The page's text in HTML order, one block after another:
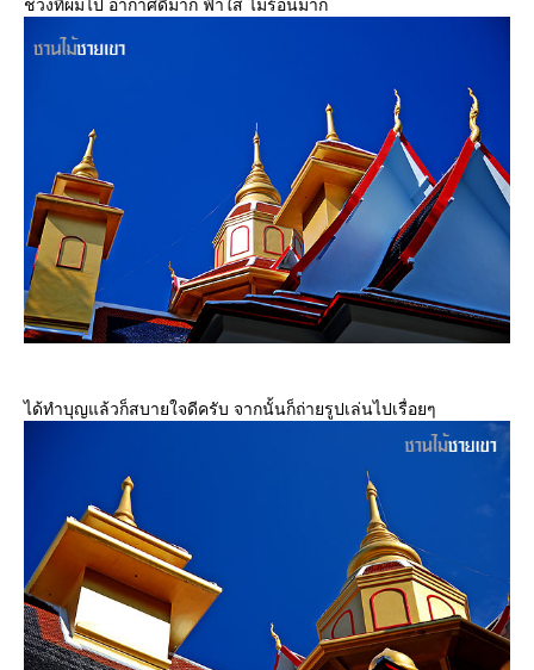
ช่วงที่ผมไป อากาศดีมาก ฟ้าใส ไม่ร้อนมาก
ได้ทำบุญแล้วก็สบายใจดีครับ จากนั้นก็ถ่ายรูปเล่นไปเรื่อยๆ